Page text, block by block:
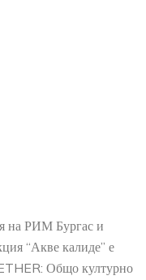
на РИМ Бургас и
“Акве калиде” е
Общо културно